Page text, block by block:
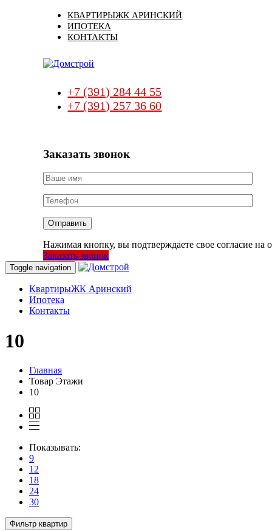
КВАРТИРЫЖК АРИНСКИЙ
ИПОТЕКА
КОНТАКТЫ
+7 (391) 284 44 55
+7 (391) 257 36 60
Заказать звонок
Нажимая кнопку, вы подтверждаете свое согласие на
Заказать звонок
Toggle navigation
КвартирыЖК Аринский
Ипотека
Контакты
10
Главная
Товар Этажи
10
Показывать:
9
12
18
24
30
Фильтр квартир